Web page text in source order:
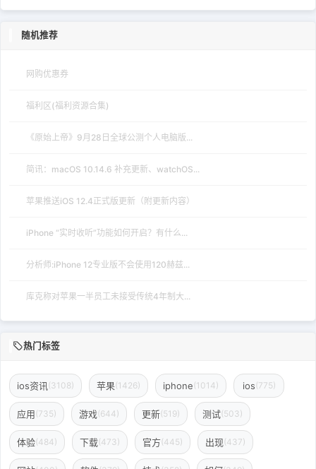
随机推荐
网购优惠券
福利区(福利资源合集)
《原始上帝》9月28日全球公测个人电脑版...
简讯：macOS 10.14.6 补充更新、watchOS...
苹果推送iOS 12.4正式版更新（附更新内容）
iPhone “实时收听”功能如何开启？有什么...
分析师:iPhone 12专业版不会使用120赫兹...
库克称对苹果一半员工未接受传统4年制大...
热门标签
ios资讯 (3108) 苹果(1426) iphone(1014) ios(775)
应用(735) 游戏(644) 更新(519) 测试(503)
体验(484) 下载(473) 官方(445) 出现(437)